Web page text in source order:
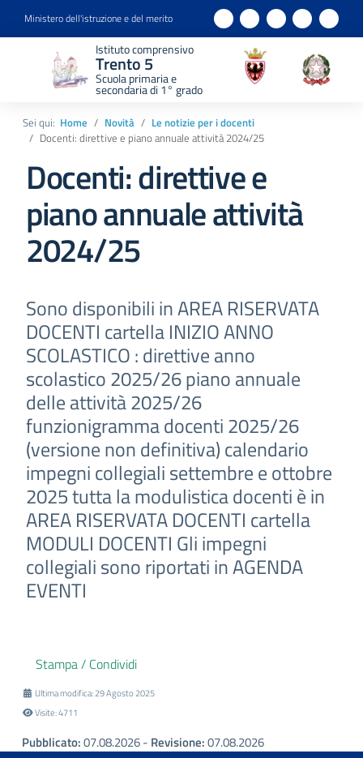
Ministero dell'istruzione e del merito
Istituto comprensivo
Trento 5
Scuola primaria e
secondaria di 1° grado
Sei qui: Home Novità
Le notizie per i docenti
Docenti: direttive e piano annuale attività 2024/25
Docenti: direttive e
piano annuale attività
2024/25
Sono disponibili in AREA RISERVATA
DOCENTI cartella INIZIO ANNO
SCOLASTICO : direttive anno
scolastico 2025/26 piano annuale
delle attività 2025/26
funzionigramma docenti 2025/26
(versione non definitiva) calendario
impegni collegiali settembre e ottobre
2025 tutta la modulistica docenti è in
AREA RISERVATA DOCENTI cartella
MODULI DOCENTI Gli impegni
collegiali sono riportati in AGENDA
EVENTI
Stampa / Condividi
Ultima modifica: 29 Agosto 2025
Visite: 4711
Pubblicato:07.08.2026 - Revisione:07.08.2026